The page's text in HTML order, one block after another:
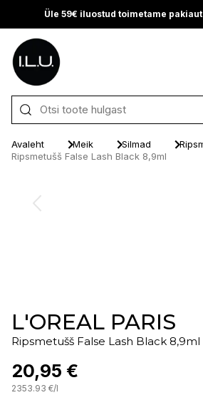
Üle 59€ iluostud toimetame
Otse sisu juurde
Avaleht Meik Silmad
Ripsmetušš False Lash Black 8,9ml
L'OREAL PARIS
Ripsmetušš False Lash Black 8,9ml
20,95 €
2353.93 €/l